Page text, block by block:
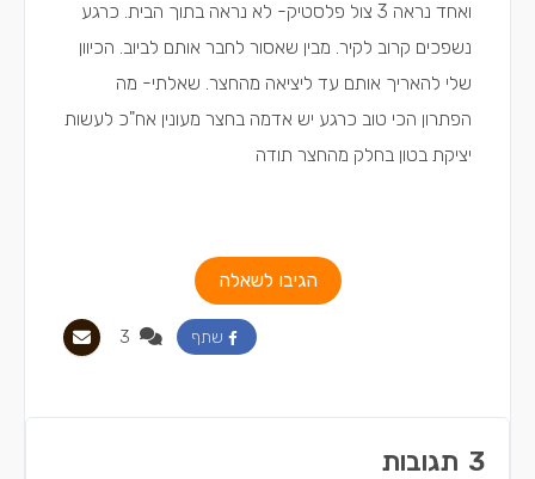
ואחד נראה 3 צול פלסטיק- לא נראה בתוך הבית. כרגע
נשפכים קרוב לקיר. מבין שאסור לחבר אותם לביוב. הכיוון
שלי להאריך אותם עד ליציאה מהחצר. שאלתי- מה
הפתרון הכי טוב כרגע יש אדמה בחצר מעונין אח"כ לעשות
יציקת בטון בחלק מהחצר תודה
הגיבו לשאלה
שתף
3 תגובות